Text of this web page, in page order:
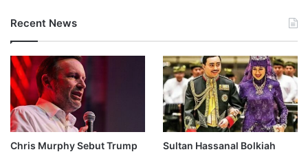
Recent News
Chris Murphy Sebut Trump
Sultan Hassanal Bolkiah